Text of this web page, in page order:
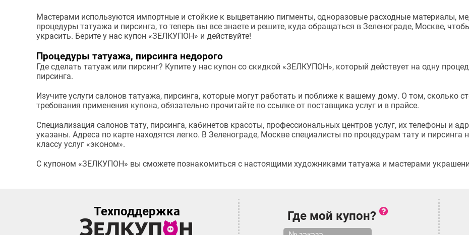
Мастерами используются импортные и стойкие к выцветанию пигменты, одноразовые расходные материалы,
процедуры татуажа и пирсинга, то теперь вы все знаете и решите, куда обращаться в Зеленограде, Москве,
украсить. Берите у нас купон «ЗЕЛКУПОН» и действуйте!
Процедуры татуажа, пирсинга недорого
Где сделать татуаж или пирсинг? Купите у нас купон со скидкой «ЗЕЛКУПОН», который действует на одну
пирсинга.
Изучите услуги салонов татуажа, пирсинга, которые могут работать и поближе к вашему дому. О том, сколько
требования применения купона, обязательно прочитайте по ссылке от поставщика услуг и в прайсе.
Специализация салонов тату, пирсинга, кабинетов красоты, профессиональных центров услуг, их телефоны и
указаны. Адреса по карте находятся легко. В Зеленограде, Москве специалисты по процедурам тату и
классу услуг «эконом».
С купоном «ЗЕЛКУПОН» вы сможете познакомиться с настоящими художниками татуажа и мастерами
Техподдержка Где мой купон?